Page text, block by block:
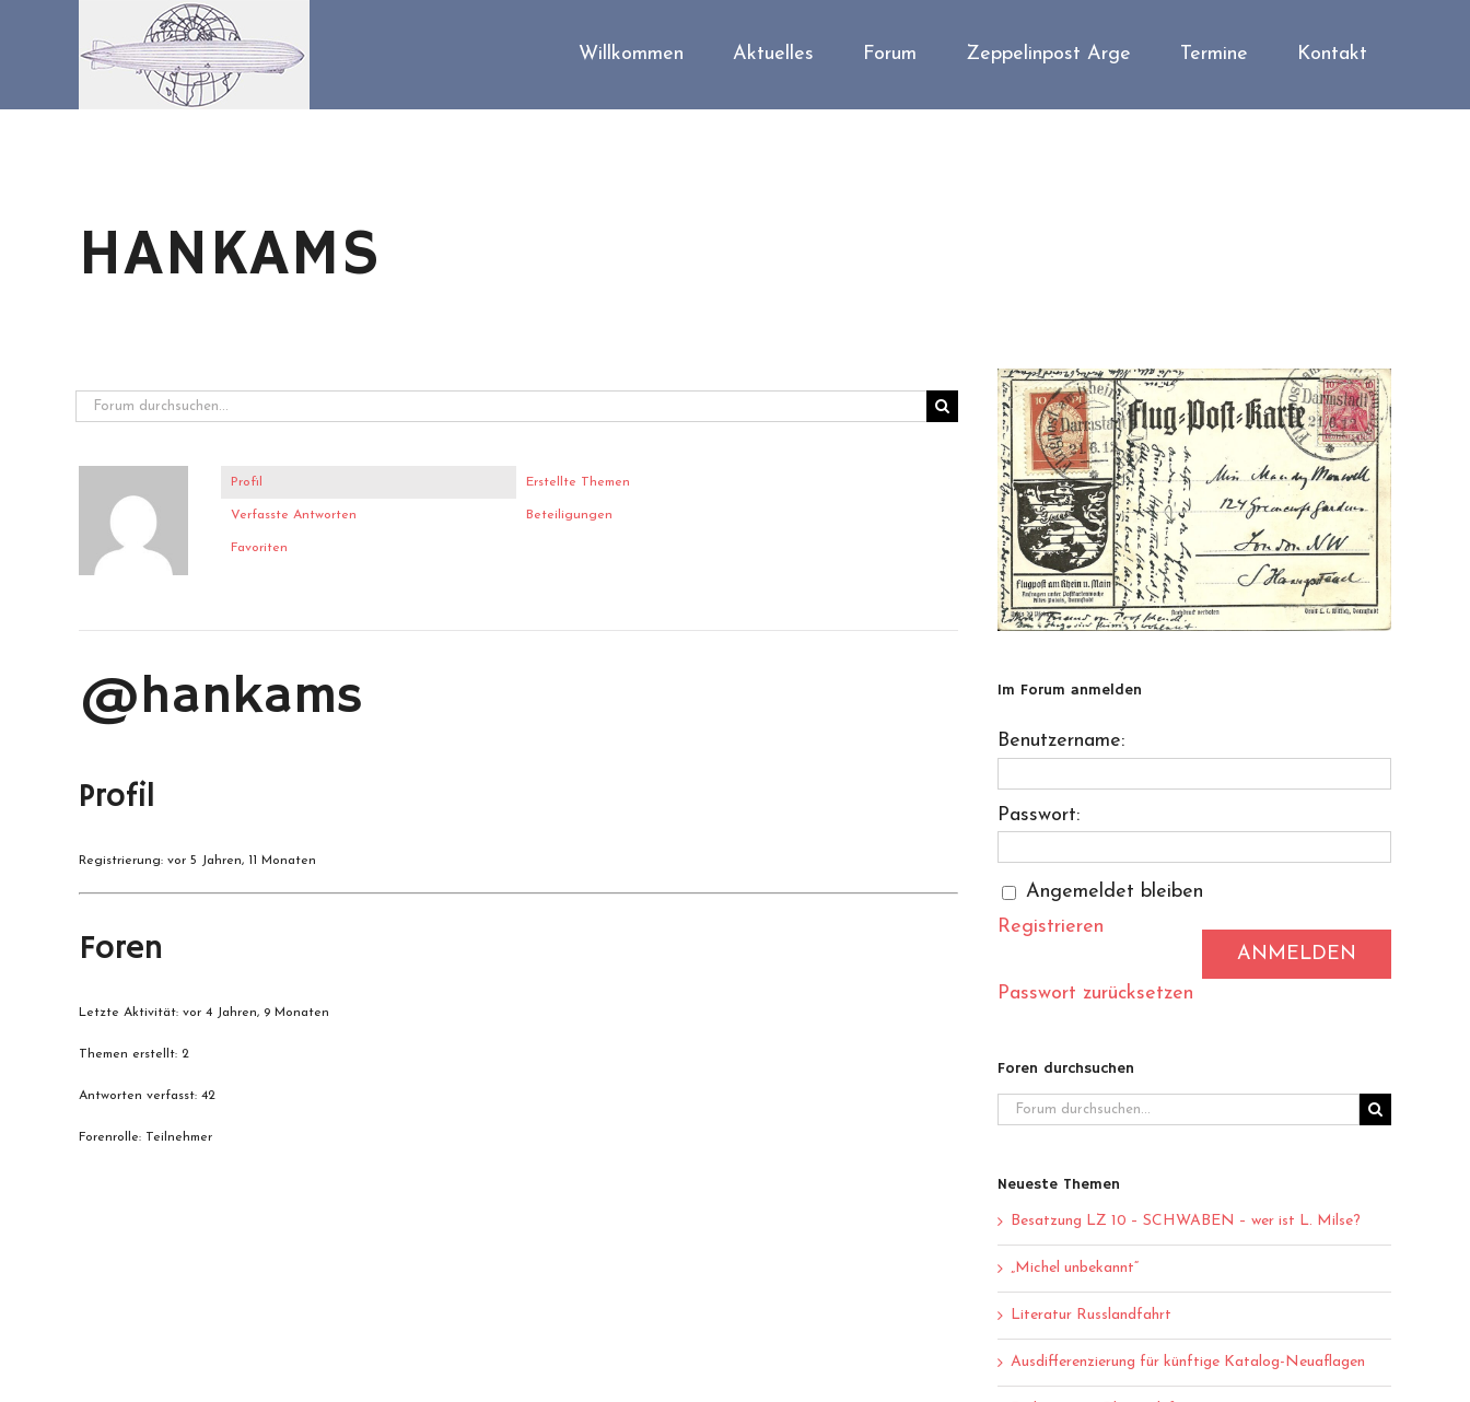
Willkommen Aktuelles Forum Zeppelinpost Arge Termine Kontakt
HANKAMS
Profil Erstellte Themen
Verfasste Antworten Beteiligungen
Favoriten
@hankams
Profil
Registrierung: vor 5 Jahren, 11 Monaten
Foren
Letzte Aktivität: vor 4 Jahren, 9 Monaten
Themen erstellt: 2
Antworten verfasst: 42
Forenrolle: Teilnehmer
Im Forum anmelden
Benutzername:
Passwort:
Angemeldet bleiben
ANMELDEN
Registrieren
Passwort zurücksetzen
Foren durchsuchen
Neueste Themen
Besatzung LZ 10 – SCHWABEN – wer ist L. Milse?
„Michel unbekannt“
Literatur Russlandfahrt
Ausdifferenzierung für künftige Katalog-Neuaflagen